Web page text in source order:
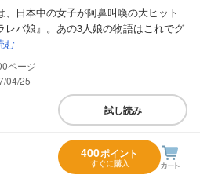
、日本中の女子が阿鼻叫喚の大ヒット
レバ娘』。あの3人娘の物語はこれでグ
む
04/25
試し読み
400ポイント
すぐに購入